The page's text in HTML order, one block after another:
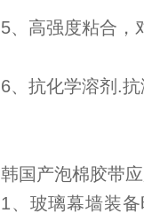
5、高强度粘合，
6、抗化学溶剂.
韩国产泡棉胶带
1、玻璃幕墙装